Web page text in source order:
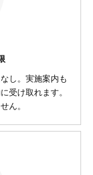
し。実施案内も
受け取れます。
ん。